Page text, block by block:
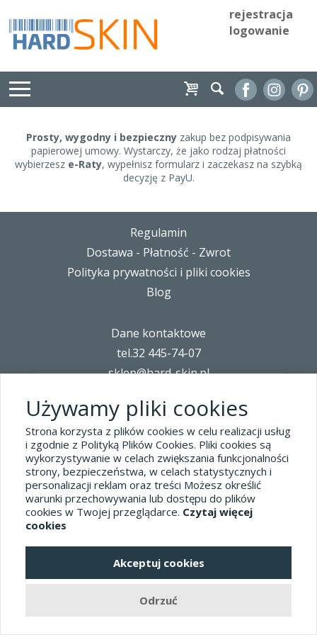
rejestracja
logowanie
Prosty, wygodny i bezpieczny zakup bez podpisywania
papierowej umowy. Wystarczy, że jako rodzaj płatności
wybierzesz e-Raty, wypełnisz formularz i zaczekasz na szybką
decyzję z PayU.
Regulamin
Dostawa - Płatność - Zwrot
Polityka prywatności i pliki cookies
Blog
Dane kontaktowe
tel.32 445-74-07
sklep@hard-skin.pl
Realizacja: KM7.pl
pełna wersja sklepu
Używamy pliki cookies
Strona korzysta z plików cookies w celu realizacji usług
i zgodnie z Polityką Plików Cookies. Pliki cookies są
wykorzystywanie w celach zwiększania funkcjonalności
strony, bezpieczeństwa, w celach statystycznych i
personalizacji reklam oraz treści Możesz określić
warunki przechowywania lub dostępu do plików
cookies w Twojej przeglądarce. Czytaj więcej
cookies
Akceptuj cookies
Odrzuć